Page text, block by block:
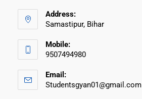
Address:
Samastipur, Bihar
Mobile:
9507494980
Email:
Studentsgyan01@gmail.com